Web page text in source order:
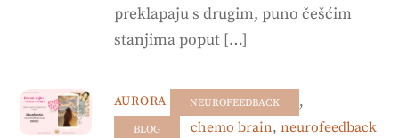
preklapaju s drugim, puno češćim
stanjima poput […]
AURORA NEUROFEEDBACK ,
BLOG chemo brain, neurofeedback